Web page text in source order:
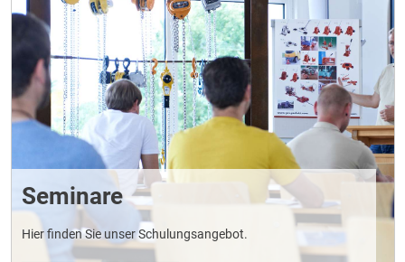
Seminare
Hier finden Sie unser Schulungsangebot.